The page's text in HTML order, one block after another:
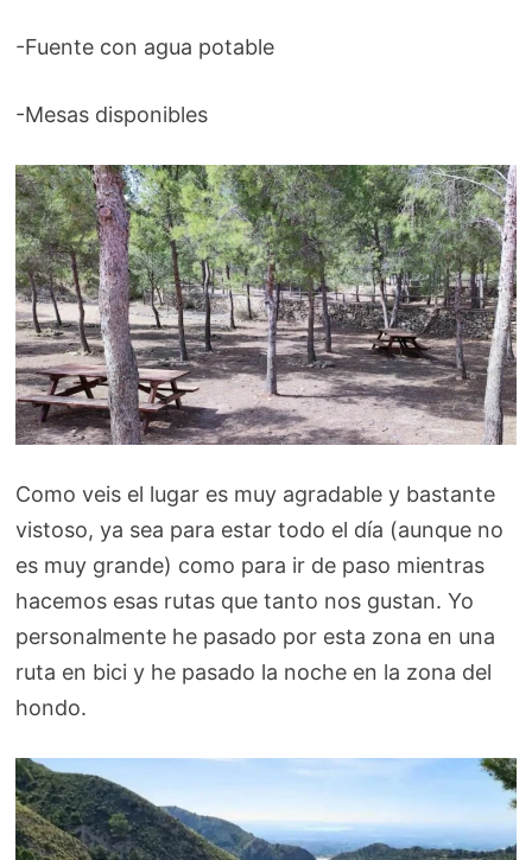
-Fuente con agua potable
-Mesas disponibles
Como veis el lugar es muy agradable y bastante
vistoso, ya sea para estar todo el día (aunque no
es muy grande) como para ir de paso mientras
hacemos esas rutas que tanto nos gustan. Yo
personalmente he pasado por esta zona en una
ruta en bici y he pasado la noche en la zona del
hondo.